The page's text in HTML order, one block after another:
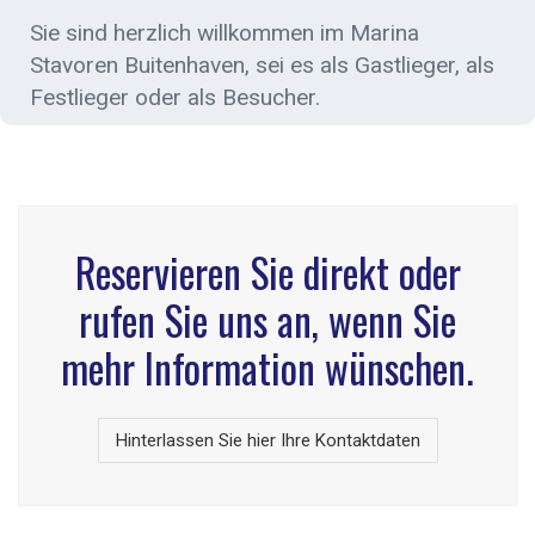
Sie sind herzlich willkommen im Marina
Stavoren Buitenhaven, sei es als Gastlieger, als
Festlieger oder als Besucher.
Reservieren Sie direkt oder
rufen Sie uns an, wenn Sie
mehr Information wünschen.
Hinterlassen Sie hier Ihre Kontaktdaten